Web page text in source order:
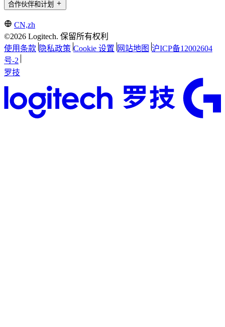
合作伙伴和计划
CN,zh
©2026 Logitech. 保留所有权利
使用条款 隐私政策 Cookie 设置 网站地图 沪ICP备12002604
号-2
罗技